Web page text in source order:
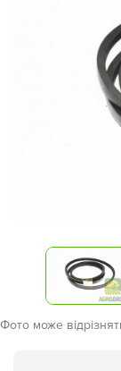
Фото може